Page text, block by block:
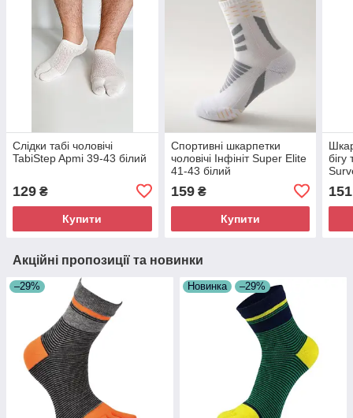
Слідки табі чоловічі
TabiStep Apmi 39-43 білий
129 ₴
Купити
Спортивні шкарпетки
чоловічі Інфініт Super Elite
41-43 білий
159₴
Купити
бігу
151
Акційні пропозиції та новинки
–29% Новинка –29%